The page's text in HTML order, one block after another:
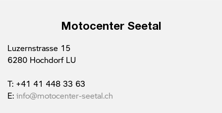
Motocenter Seetal
Luzernstrasse 15
6280 Hochdorf LU
T: +41 41 448 33 63
E: info@motocenter-seetal.ch